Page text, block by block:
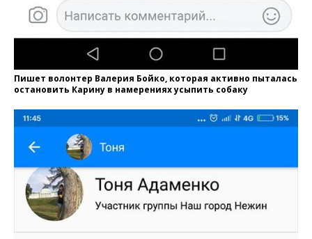
Пишет волонтер Валерия Бойко, которая активно пыталась
остановить Карину в намерениях усыпить собаку